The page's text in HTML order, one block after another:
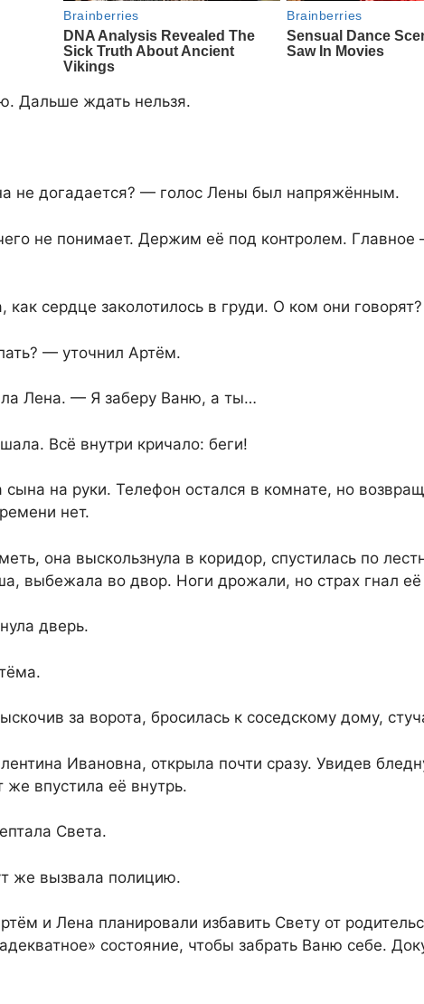
Дальше ждать нельзя.
не догадается? — голос Лены был напряжённым.
не понимает. Держим её под контролем. Главное
как сердце заколотилось в груди. О ком они
— уточнил Артём.
Лена. — Я заберу Ваню, а ты…
Всё внутри кричало: беги!
на руки. Телефон остался в комнате, но
нет.
она выскользнула в коридор, спустилась по
выбежала во двор. Ноги дрожали, но страх гнал её
дверь.
за ворота, бросилась к соседскому дому,
Ивановна, открыла почти сразу. Увидев
впустила её внутрь.
Света.
же вызвала полицию.
и Лена планировали избавить Свету от
состояние, чтобы забрать Ваню себе.